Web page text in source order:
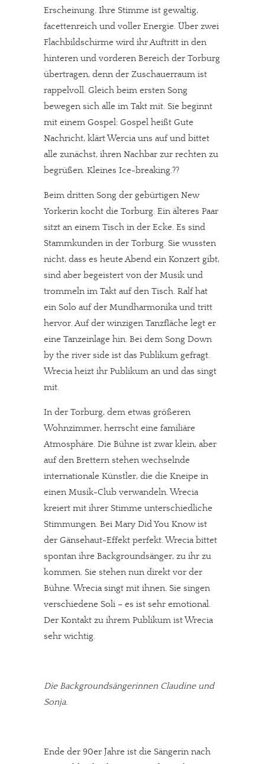
Erscheinung. Ihre Stimme ist gewaltig,
facettenreich und voller Energie. Über zwei
Flachbildschirme wird ihr Auftritt in den
hinteren und vorderen Bereich der Torburg
übertragen, denn der Zuschauerraum ist
rappelvoll. Gleich beim ersten Song
bewegen sich alle im Takt mit. Sie beginnt
mit einem Gospel: Gospel heißt Gute
Nachricht, klärt Wercia uns auf und bittet
alle zunächst, ihren Nachbar zur rechten zu
begrüßen. Kleines Ice-breaking.??
Beim dritten Song der gebürtigen New
Yorkerin kocht die Torburg. Ein älteres Paar
sitzt an einem Tisch in der Ecke. Es sind
Stammkunden in der Torburg. Sie wussten
nicht, dass es heute Abend ein Konzert gibt,
sind aber begeistert von der Musik und
trommeln im Takt auf den Tisch. Ralf hat
ein Solo auf der Mundharmonika und tritt
hervor. Auf der winzigen Tanzfläche legt er
eine Tanzeinlage hin. Bei dem Song Down
by the river side ist das Publikum gefragt.
Wrecia heizt ihr Publikum an und das singt
mit.
In der Torburg, dem etwas größeren
Wohnzimmer, herrscht eine familiäre
Atmosphäre. Die Bühne ist zwar klein, aber
auf den Brettern stehen wechselnde
internationale Künstler, die die Kneipe in
einen Musik-Club verwandeln. Wrecia
kreiert mit ihrer Stimme unterschiedliche
Stimmungen. Bei Mary Did You Know ist
der Gänsehaut-Effekt perfekt. Wrecia bittet
spontan ihre Backgroundsänger, zu ihr zu
kommen. Sie stehen nun direkt vor der
Bühne. Wrecia singt mit ihnen. Sie singen
verschiedene Soli – es ist sehr emotional.
Der Kontakt zu ihrem Publikum ist Wrecia
sehr wichtig.
Die Backgroundsängerinnen Claudine und
Sonja.
Ende der 90er Jahre ist die Sängerin nach